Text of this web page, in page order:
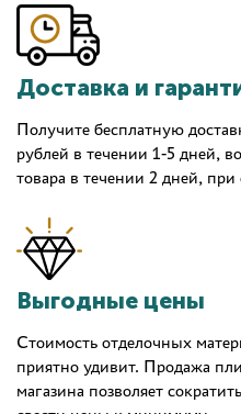
Доставка и
Получите бесплатную
рублей в течении 1-5 дней,
товара в течении 2 дней,
Выгодные цены
Стоимость отделочных
приятно удивит. Продажа
магазина позволяет